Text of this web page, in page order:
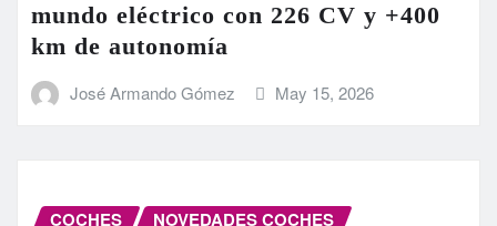
mundo eléctrico con 226 CV y +400
km de autonomía
José Armando Gómez May 15, 2026
COCHES
NOVEDADES COCHES